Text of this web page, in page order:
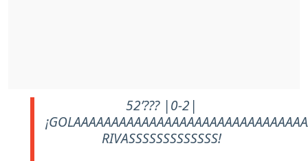
52’??? |0-2|
RIVASSSSSSSSSSSSS!